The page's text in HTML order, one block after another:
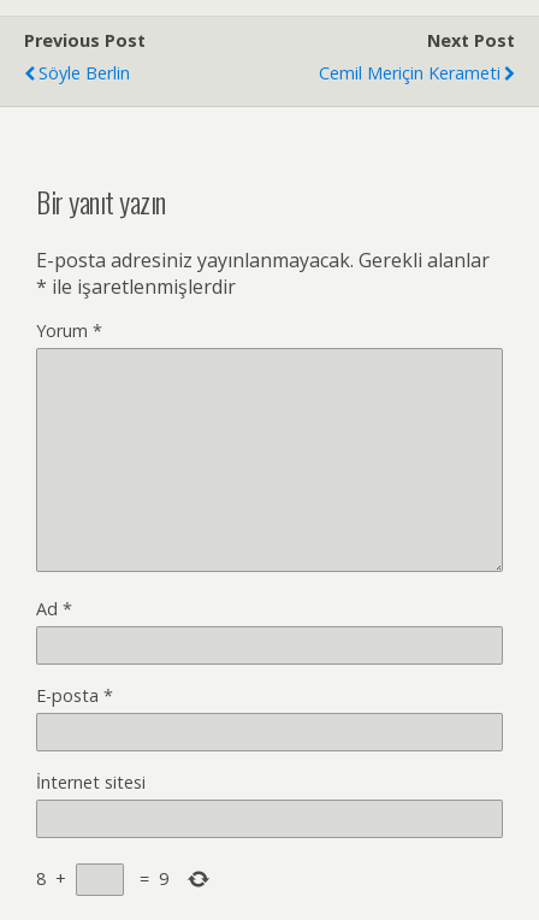
Previous Post
Söyle Berlin
Next Post
Cemil Meriçin Kerameti
Bir yanıt yazın
E-posta adresiniz yayınlanmayacak. Gerekli alanlar
* ile işaretlenmişlerdir
Yorum *
Ad *
E-posta *
İnternet sitesi
8 + = 9